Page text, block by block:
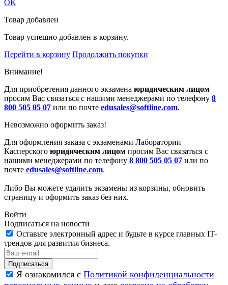
OK
Товар добавлен
Товар успешно добавлен в корзину.
Перейти в корзину Продолжить покупки
Внимание!
Для приобретения данного экзамена юридическим лицом
просим Вас связаться с нашими менеджерами по телефону 8
800 505 05 07 или по почте edusales@softline.com.
Невозможно оформить заказ!
Для оформления заказа с экзаменами Лаборатории
Касперского юридическим лицом просим Вас связаться с
нашими менеджерами по телефону 8 800 505 05 07 или по
почте edusales@softline.com.
Либо Вы можете удалить экзамены из корзины, обновить
страницу и оформить заказ без них.
Войти
Подписаться на новости
Оставьте электронный адрес и будьте в курсе главных IT-
трендов для развития бизнеса.
Я ознакомился с Политикой конфиденциальности